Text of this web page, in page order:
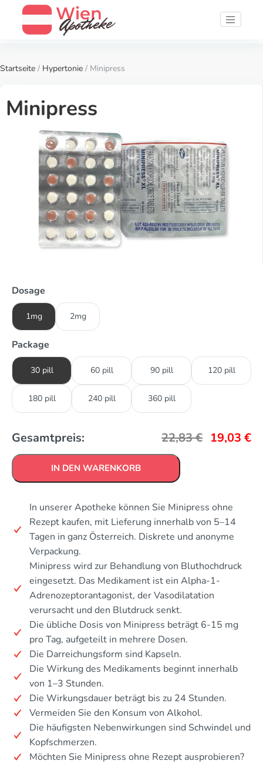
Startseite / Hypertonie / Minipress
Minipress
Dosage
1mg 2mg
Package
30 pill 60 pill 90 pill 120 pill
180 pill 240 pill 360 pill
Gesamtpreis: 22,83€ 19,03 €
IN DEN WARENKORB
In unserer Apotheke können Sie Minipress ohne
Rezept kaufen, mit Lieferung innerhalb von 5–14
Tagen in ganz Österreich. Diskrete und anonyme
Verpackung.
Minipress wird zur Behandlung von Bluthochdruck
eingesetzt. Das Medikament ist ein Alpha-1-
Adrenozeptorantagonist, der Vasodilatation
verursacht und den Blutdruck senkt.
Die übliche Dosis von Minipress beträgt 6-15 mg
pro Tag, aufgeteilt in mehrere Dosen.
Die Darreichungsform sind Kapseln.
Die Wirkung des Medikaments beginnt innerhalb
von 1–3 Stunden.
Die Wirkungsdauer beträgt bis zu 24 Stunden.
Vermeiden Sie den Konsum von Alkohol.
Die häufigsten Nebenwirkungen sind Schwindel und
Kopfschmerzen.
Möchten Sie Minipress ohne Rezept ausprobieren?